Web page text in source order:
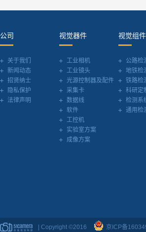
公司
关于我们
新闻动态
招贤纳士
隐私保护
法律声明
视觉器件
工业相机
工业镜头
光源控制器及配件
采集卡
数据线
软件
工控机
实验室方案
成像方案
视觉组件
公路检
地铁检
铁路检
科研定
检测系
通用检
| Copyright ©2016 京ICP备